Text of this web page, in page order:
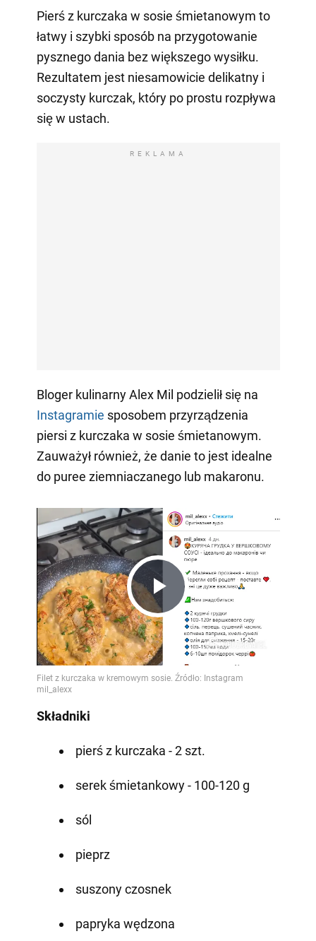
Pierś z kurczaka w sosie śmietanowym to
łatwy i szybki sposób na przygotowanie
pysznego dania bez większego wysiłku.
Rezultatem jest niesamowicie delikatny i
soczysty kurczak, który po prostu rozpływa
się w ustach.
REKLAMA
Bloger kulinarny Alex Mil podzielił się na
Instagramie sposobem przyrządzenia
piersi z kurczaka w sosie śmietanowym.
Zauważył również, że danie to jest idealne
do puree ziemniaczanego lub makaronu.
Play
Video
Składniki
pierś z kurczaka - 2 szt.
serek śmietankowy - 100-120 g
sól
pieprz
suszony czosnek
papryka wędzona